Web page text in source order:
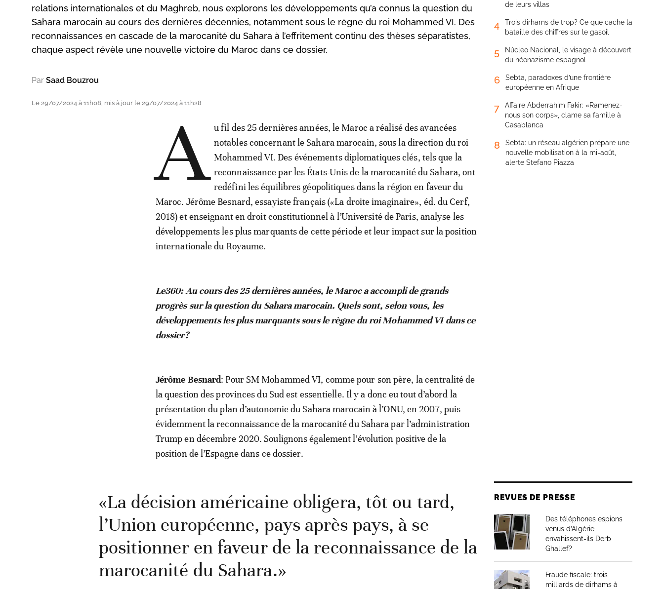
relations internationales et du Maghreb, nous explorons les développements qu’a connus la question du
Sahara marocain au cours des dernières décennies, notamment sous le règne du roi Mohammed VI. Des
reconnaissances en cascade de la marocanité du Sahara à l’effritement continu des thèses séparatistes,
chaque aspect révèle une nouvelle victoire du Maroc dans ce dossier.
Par Saad Bouzrou
Le 29/07/2024 à 11h08, mis à jour le 29/07/2024 à 11h28
A u fil des 25 dernières années, le Maroc a réalisé des avancées
notables concernant le Sahara marocain, sous la direction du roi
Mohammed VI. Des événements diplomatiques clés, tels que la
reconnaissance par les États-Unis de la marocanité du Sahara, ont
redéfini les équilibres géopolitiques dans la région en faveur du
Maroc. Jérôme Besnard, essayiste français («La droite imaginaire», éd. du Cerf,
2018) et enseignant en droit constitutionnel à l’Université de Paris, analyse les
développements les plus marquants de cette période et leur impact sur la position
internationale du Royaume.
Le360: Au cours des 25 dernières années, le Maroc a accompli de grands
progrès sur la question du Sahara marocain. Quels sont, selon vous, les
développements les plus marquants sous le règne du roi Mohammed VI dans ce
dossier?
Jérôme Besnard: Pour SM Mohammed VI, comme pour son père, la centralité de
la question des provinces du Sud est essentielle. Il y a donc eu tout d’abord la
présentation du plan d’autonomie du Sahara marocain à l’ONU, en 2007, puis
évidemment la reconnaissance de la marocanité du Sahara par l’administration
Trump en décembre 2020. Soulignons également l’évolution positive de la
position de l’Espagne dans ce dossier.
«La décision américaine obligera, tôt ou tard,
l’Union européenne, pays après pays, à se
positionner en faveur de la reconnaissance de la
marocanité du Sahara.»
de leurs villas
4
Trois dirhams de trop? Ce que cache la
bataille des chiffres sur le gasoil
5
Núcleo Nacional, le visage à découvert
du néonazisme espagnol
6
Sebta, paradoxes d’une frontière
européenne en Afrique
7
Affaire Abderrahim Fakir: «Ramenez-
nous son corps», clame sa famille à
Casablanca
8
Sebta: un réseau algérien prépare une
nouvelle mobilisation à la mi-août,
alerte Stefano Piazza
REVUES DE PRESSE
Des téléphones espions
venus d’Algérie
envahissent-ils Derb
Ghallef?
Fraude fiscale: trois
milliards de dirhams à